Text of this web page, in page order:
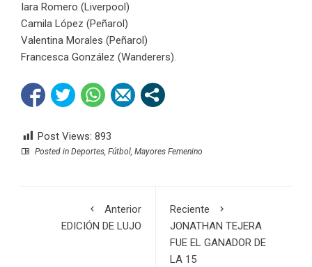
Iara Romero (Liverpool)
Camila López (Peñarol)
Valentina Morales (Peñarol)
Francesca González (Wanderers).
Post Views: 893
Posted in Deportes, Fútbol, Mayores Femenino
Anterior
EDICIÓN DE LUJO
Reciente
JONATHAN TEJERA
FUE EL GANADOR DE
LA 15